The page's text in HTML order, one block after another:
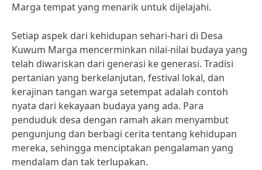
Marga tempat yang menarik untuk dijelajahi.
Setiap aspek dari kehidupan sehari-hari di Desa
Kuwum Marga mencerminkan nilai-nilai budaya yang
telah diwariskan dari generasi ke generasi. Tradisi
pertanian yang berkelanjutan, festival lokal, dan
kerajinan tangan warga setempat adalah contoh
nyata dari kekayaan budaya yang ada. Para
penduduk desa dengan ramah akan menyambut
pengunjung dan berbagi cerita tentang kehidupan
mereka, sehingga menciptakan pengalaman yang
mendalam dan tak terlupakan.